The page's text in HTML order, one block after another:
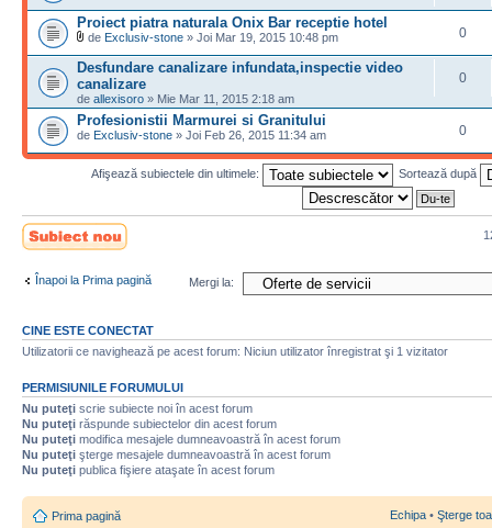
Proiect piatra naturala Onix Bar receptie hotel
de Exclusiv-stone » Joi Mar 19, 2015 10:48 pm 0
Desfundare canalizare infundata,inspectie video
canalizare
de allexisoro » Mie Mar 11, 2015 2:18 am
0
Profesionistii Marmurei si Granitului
de Exclusiv-stone » Joi Feb 26, 2015 11:34 am 0
Afişează subiectele din ultimele: Sortează după
Scrie un subiect
nou
Înapoi la Prima pagină Mergi la:
CINE ESTE CONECTAT
Utilizatorii ce navighează pe acest forum: Niciun utilizator înregistrat şi 1 vizitator
PERMISIUNILE FORUMULUI
Nu puteţi scrie subiecte noi în acest forum
Nu puteţi răspunde subiectelor din acest forum
Nu puteţi modifica mesajele dumneavoastră în acest forum
Nu puteţi şterge mesajele dumneavoastră în acest forum
Nu puteţi publica fişiere ataşate în acest forum
Prima pagină Echipa • Şterge